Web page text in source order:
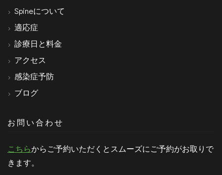
Spineについて
適応症
診療日と料金
アクセス
感染症予防
ブログ
お問い合わせ
こちらからご予約いただくとスムーズにご予約がお取りで
きます。